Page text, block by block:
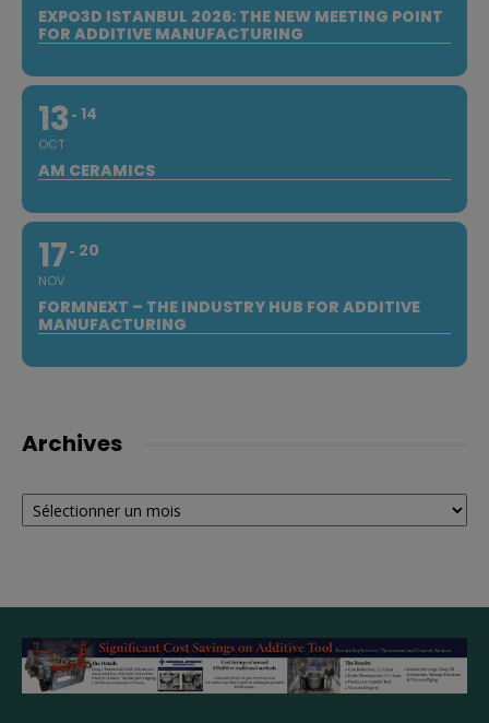
EXPO3D ISTANBUL 2026: THE NEW MEETING POINT
FOR ADDITIVE MANUFACTURING
13
OCT
14
AM CERAMICS
17
NOV
20
FORMNEXT – THE INDUSTRY HUB FOR ADDITIVE
MANUFACTURING
Archives
Archives